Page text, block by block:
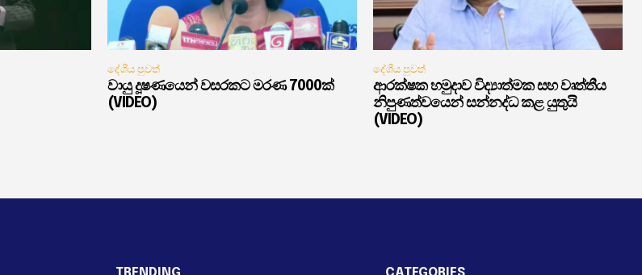
දේශීය පුවත්
වායු දූෂණයෙන් වසරකට මරණ 7000ක්
(VIDEO)
දේශීය පුවත්
ආරක්ෂක හමුදාව විද්‍යාත්මක සහ වෘත්තීය
නිපුණත්වයෙන් සන්නද්ධ කළ යුතුයි
(VIDEO)